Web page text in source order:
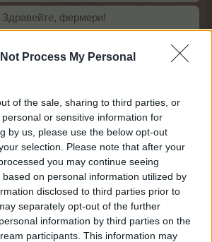
Process My Personal
of the sale, sharing to third parties, or
or sensitive information for
by us, please use the below opt-out
selection. Please note that after your
you may continue seeing
on personal information utilized by
disclosed to third parties prior to
separately opt-out of the further
information by third parties on the
participants. This information may
Здравейте, фермери!
е отново тук и е подбрал специални
и ъпгрейди за обори!
да се сдобиете с този, който
23.05.2025 г. в 11:00 ч.
26.05.2025 г. в 23:00 ч.
информация (ЧЗВ)
са предложенията този път:
Странни
(избирате 2
Рядко
срещани